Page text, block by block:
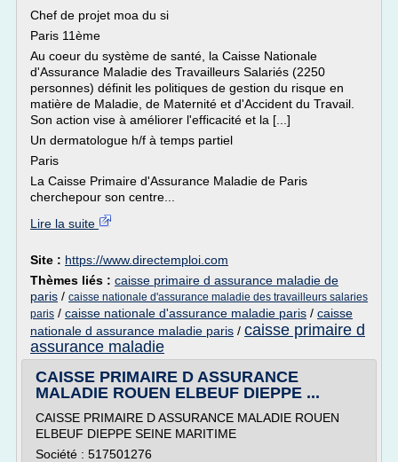
Chef de projet moa du si
Paris 11ème
Au coeur du système de santé, la Caisse Nationale
d'Assurance Maladie des Travailleurs Salariés (2250
personnes) définit les politiques de gestion du risque en
matière de Maladie, de Maternité et d'Accident du Travail.
Son action vise à améliorer l'efficacité et la [...]
Un dermatologue h/f à temps partiel
Paris
La Caisse Primaire d'Assurance Maladie de Paris
cherchepour son centre...
Lire la suite
Site : https://www.directemploi.com
Thèmes liés : caisse primaire d assurance maladie de
paris / caisse nationale d'assurance maladie des travailleurs salaries
paris / caisse nationale d'assurance maladie paris / caisse
nationale d assurance maladie paris / caisse primaire d
assurance maladie
CAISSE PRIMAIRE D ASSURANCE
MALADIE ROUEN ELBEUF DIEPPE ...
CAISSE PRIMAIRE D ASSURANCE MALADIE ROUEN
ELBEUF DIEPPE SEINE MARITIME
Société : 517501276